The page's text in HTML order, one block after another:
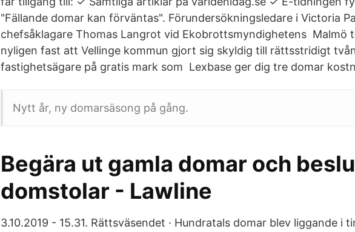
"Fällande domar kan förväntas". Förundersökningsledare i Victoria
chefsåklagare Thomas Langrot vid Ekobrottsmyndighetens Malmö
nyligen fast att Vellinge kommun gjort sig skyldig till rättsstridigt
fastighetsägare på gratis mark som Lexbase ger dig tre domar
Nytt år, ny domarsäsong på gång.
Begära ut gamla domar och
domstolar - Lawline
3.10.2019 - 15.31. Rättsväsendet · Hundratals domar blev liggande i